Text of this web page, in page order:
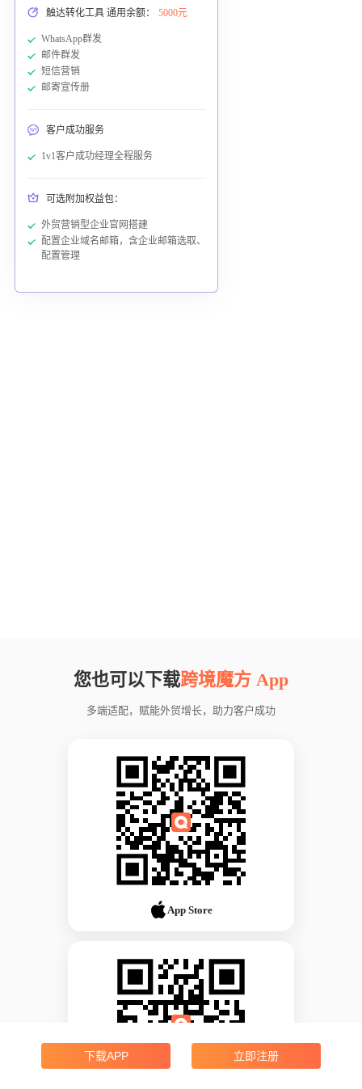
触达转化工具 通用余额： 5000元
WhatsApp群发
邮件群发
短信营销
邮寄宣传册
客户成功服务
1v1客户成功经理全程服务
可选附加权益包：
外贸营销型企业官网搭建
配置企业域名邮箱，含企业邮箱选取、
配置管理
您也可以下载跨境魔方 App
多端适配，赋能外贸增长，助力客户成功
App Store
下载APP 立即注册